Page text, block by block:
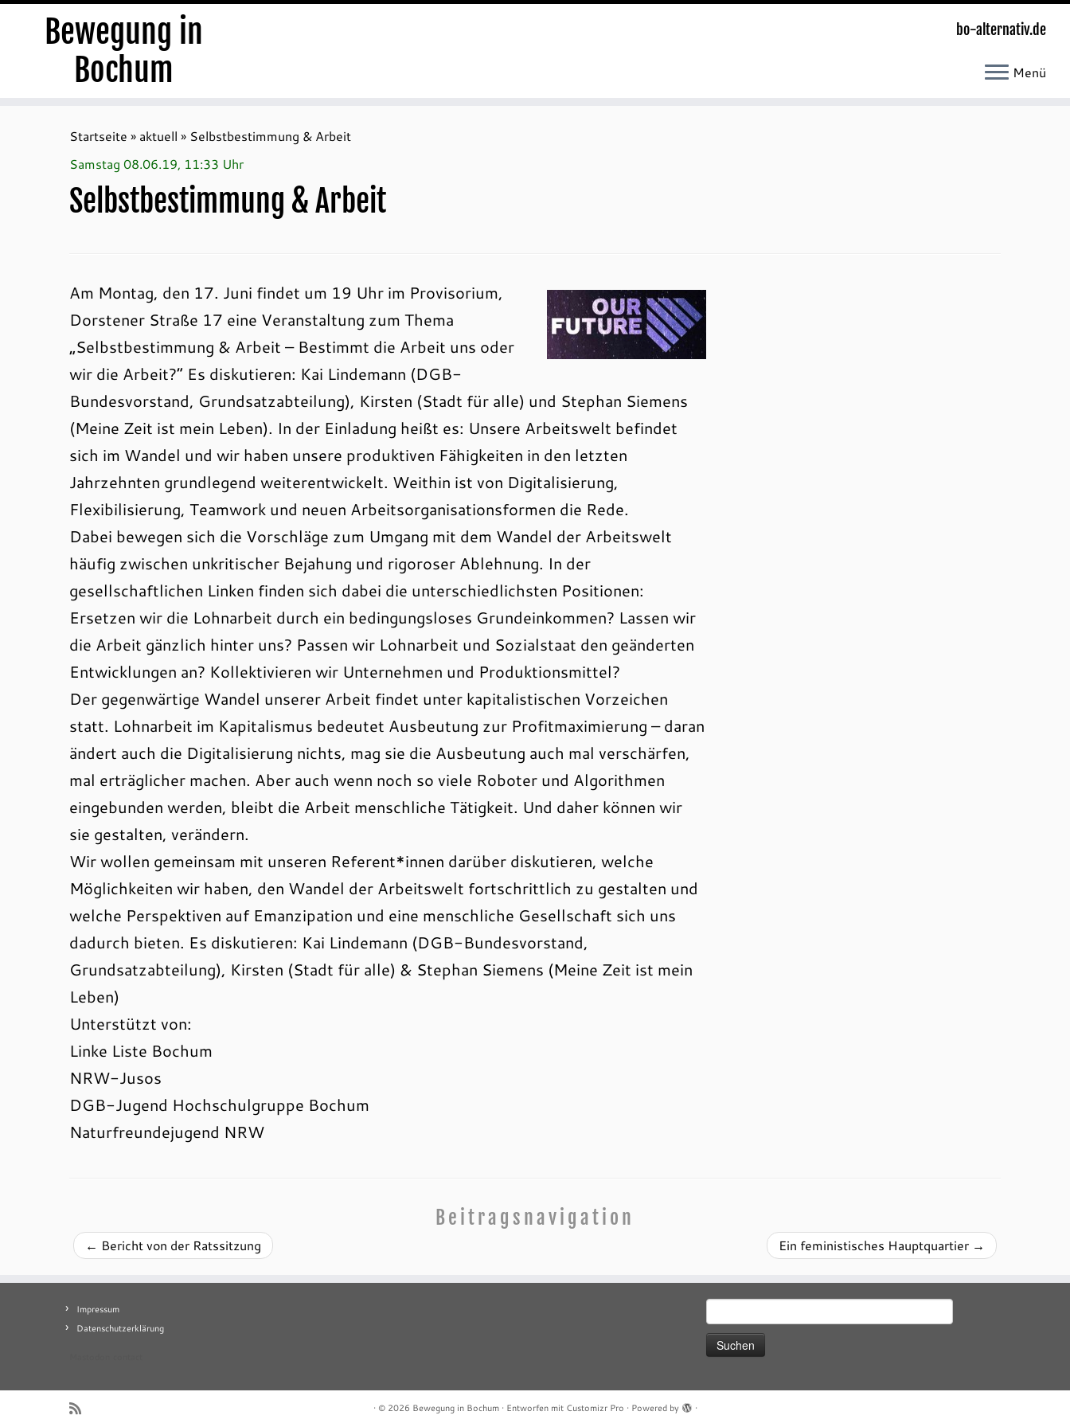
Bewegung in
Bochum
bo-alternativ.de
Menü
Startseite » aktuell » Selbstbestimmung & Arbeit
Samstag 08.06.19, 11:33 Uhr
Selbstbestimmung & Arbeit
Am Montag, den 17. Juni findet um 19 Uhr im Provisorium,
Dorstener Straße 17 eine Veranstaltung zum Thema
„Selbstbestimmung & Arbeit – Bestimmt die Arbeit uns oder
wir die Arbeit?“ Es diskutieren: Kai Lindemann (DGB-
Bundesvorstand, Grundsatzabteilung), Kirsten (Stadt für alle) und Stephan Siemens
(Meine Zeit ist mein Leben). In der Einladung heißt es: Unsere Arbeitswelt befindet
sich im Wandel und wir haben unsere produktiven Fähigkeiten in den letzten
Jahrzehnten grundlegend weiterentwickelt. Weithin ist von Digitalisierung,
Flexibilisierung, Teamwork und neuen Arbeitsorganisationsformen die Rede.
Dabei bewegen sich die Vorschläge zum Umgang mit dem Wandel der Arbeitswelt
häufig zwischen unkritischer Bejahung und rigoroser Ablehnung. In der
gesellschaftlichen Linken finden sich dabei die unterschiedlichsten Positionen:
Ersetzen wir die Lohnarbeit durch ein bedingungsloses Grundeinkommen? Lassen wir
die Arbeit gänzlich hinter uns? Passen wir Lohnarbeit und Sozialstaat den geänderten
Entwicklungen an? Kollektivieren wir Unternehmen und Produktionsmittel?
Der gegenwärtige Wandel unserer Arbeit findet unter kapitalistischen Vorzeichen
statt. Lohnarbeit im Kapitalismus bedeutet Ausbeutung zur Profitmaximierung – daran
ändert auch die Digitalisierung nichts, mag sie die Ausbeutung auch mal verschärfen,
mal erträglicher machen. Aber auch wenn noch so viele Roboter und Algorithmen
eingebunden werden, bleibt die Arbeit menschliche Tätigkeit. Und daher können wir
sie gestalten, verändern.
Wir wollen gemeinsam mit unseren Referent*innen darüber diskutieren, welche
Möglichkeiten wir haben, den Wandel der Arbeitswelt fortschrittlich zu gestalten und
welche Perspektiven auf Emanzipation und eine menschliche Gesellschaft sich uns
dadurch bieten. Es diskutieren: Kai Lindemann (DGB-Bundesvorstand,
Grundsatzabteilung), Kirsten (Stadt für alle) & Stephan Siemens (Meine Zeit ist mein
Leben)
Unterstützt von:
Linke Liste Bochum
NRW-Jusos
DGB-Jugend Hochschulgruppe Bochum
Naturfreundejugend NRW
Beitragsnavigation
← Bericht von der Ratssitzung Ein feministisches Hauptquartier →
Impressum
Datenschutzerklärung
nach:
· © 2026 Bewegung in Bochum· Entworfen mit Customizr Pro · Powered by ·